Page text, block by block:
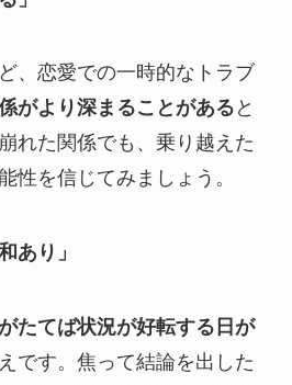
、恋愛での一時的なトラブ
がより深まることがある と
れた関係でも、乗り越えた
性を信じてみましょう。
あり」
たてば状況が好転する日が
です。焦って結論を出した